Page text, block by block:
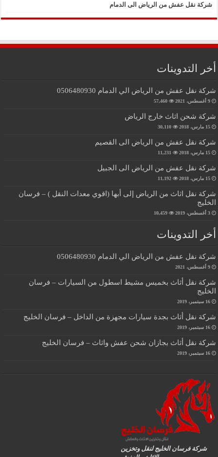
شركة نقل عفش من الرياض الى الدمام
أخر التدوينات
شركة نقل عفش من الرياض الي الدمام 0506480930
9 أغسطس، 2021 57,460
شركة شحن اثاث خارج الرياض
15 مارس، 2018 30,110
شركة نقل عفش من الرياض الى القصيم
15 مارس، 2018 11,231
شركة نقل عفش من الرياض الى الجبيل
15 مارس، 2018 11,192
شركة نقل اثاث من الرياض إلى أبها (اقوي معدات النقل ) – فرسان
الخليج
3 أغسطس، 2019 10,459
أخر التدوينات
شركة نقل عفش من الرياض الي الدمام 0506480930
9 أغسطس، 2021
شركة نقل أثاث بخميس مشيط اسطول من السيارات – فرسان
الخليج
16 سبتمبر، 2019
شركة نقل أثاث بجدة سيارات مجهزة من الداخل – فرسان الخليج
16 سبتمبر، 2019
شركة نقل أثاث بجازان شحن عفش واثاث – فرسان الخليج
16 سبتمبر، 2019
شركة فرسان الخليج لنقل وتخزين